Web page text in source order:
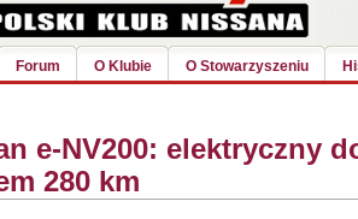
Forum O Klubie O Stowarzyszeniu
e-NV200: elektryczny
280 km